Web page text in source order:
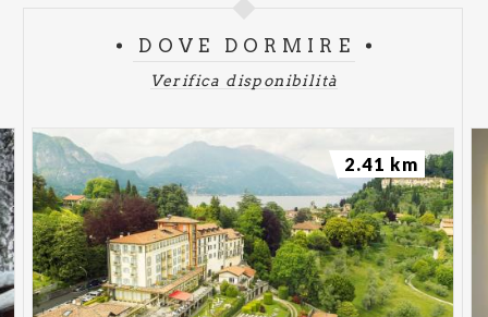
DOVE DORMIRE
Verifica disponibilità
2.41 km